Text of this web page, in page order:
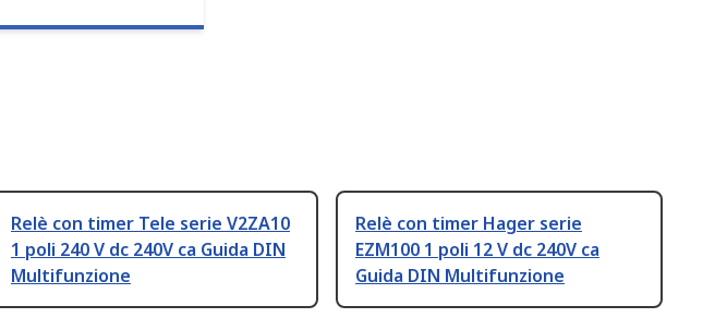
Relè con timer Tele serie V2ZA10
1 poli 240 V dc 240V ca Guida DIN
Multifunzione
Relè con timer Hager serie
EZM100 1 poli 12 V dc 240V ca
Guida DIN Multifunzione